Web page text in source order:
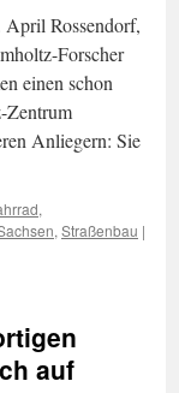
Rossendorf,
Forscher
einen schon
Zentrum
Anliegern: Sie
,
, Straßenbau |
auf